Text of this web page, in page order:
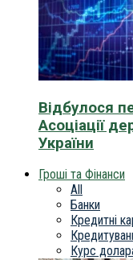
Відбулося
Асоціації
України
Гроші та Фінанси
All
Банки
Кредитні
Курс